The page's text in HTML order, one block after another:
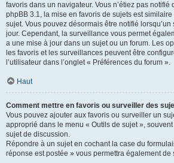
favoris dans un navigateur. Vous n’étiez pas notifié
phpBB 3.1, la mise en favoris de sujets est similaire
sujet. Vous pouvez désormais être notifié
jour. Cependant, la surveillance vous permet
a une mise à jour dans un sujet ou un forum. Les
les favoris et les surveillances peuvent être
l’utilisateur dans l’onglet « Préférences du forum ».
Haut
Comment mettre en favoris ou surveiller des
Vous pouvez ajouter aux favoris ou surveiller un
approprié dans le menu « Outils de sujet »,
sujet de discussion.
Répondre à un sujet en cochant la case du
réponse est postée » vous permettra également de